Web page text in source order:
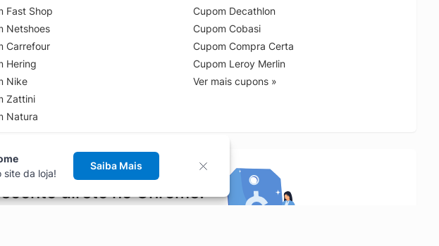
Fast Shop
Netshoes
Carrefour
Hering
Nike
Zattini
Natura
Cupom Decathlon
Cupom Cobasi
Cupom Compra Certa
Cupom Leroy Merlin
Ver mais cupons »
direto no Chrome!
site da loja!
Saiba Mais